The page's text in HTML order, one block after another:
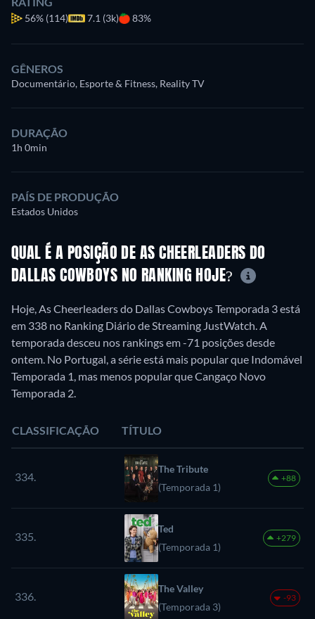
56% (114) 7.1 (3k) 83%
GÊNEROS
Documentário, Esporte & Fitness, Reality TV
DURAÇÃO
1h 0min
PAÍS DE PRODUÇÃO
Estados Unidos
QUAL É A POSIÇÃO DE AS CHEERLEADERS DO
DALLAS COWBOYS NO RANKING HOJE?
Hoje, As Cheerleaders do Dallas Cowboys Temporada 3 está
em 338 no Ranking Diário de Streaming JustWatch. A
temporada desceu nos rankings em -71 posições desde
ontem. No Portugal, a série está mais popular que Indomável
Temporada 1, mas menos popular que Cangaço Novo
Temporada 2.
CLASSIFICAÇÃO TÍTULO
334.
The Tribute
(Temporada 1)
+88
335.
Ted
(Temporada 1)
+279
336.
The Valley
(Temporada 3)
-93